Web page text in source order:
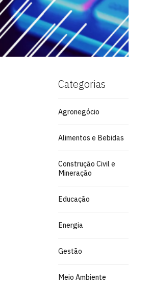
Categorias
Agronegócio
Alimentos e Bebidas
Construção Civil e
Mineração
Educação
Energia
Gestão
Meio Ambiente